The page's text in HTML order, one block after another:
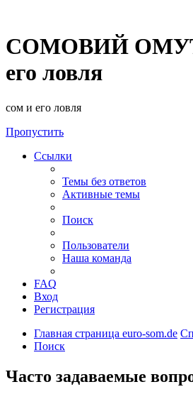
СОМОВИЙ ОМУТ
его ловля
сом и его ловля
Пропустить
Ссылки
Темы без ответов
Активные темы
Поиск
Пользователи
Наша команда
FAQ
Вход
Регистрация
Главная страница euro-som.de
Поиск
Часто задаваемые